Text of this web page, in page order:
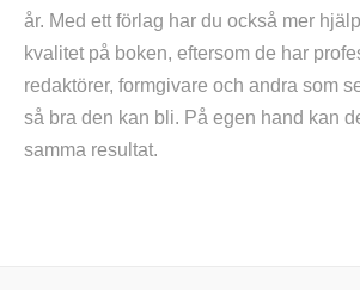
år. Med ett förlag har du också mer
kvalitet på boken, eftersom de har
redaktörer, formgivare och andra som
så bra den kan bli. På egen hand kan
samma resultat.